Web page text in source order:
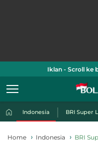
Iklan - Scroll ke
Indonesia BRI Super
Home Indonesia BRI